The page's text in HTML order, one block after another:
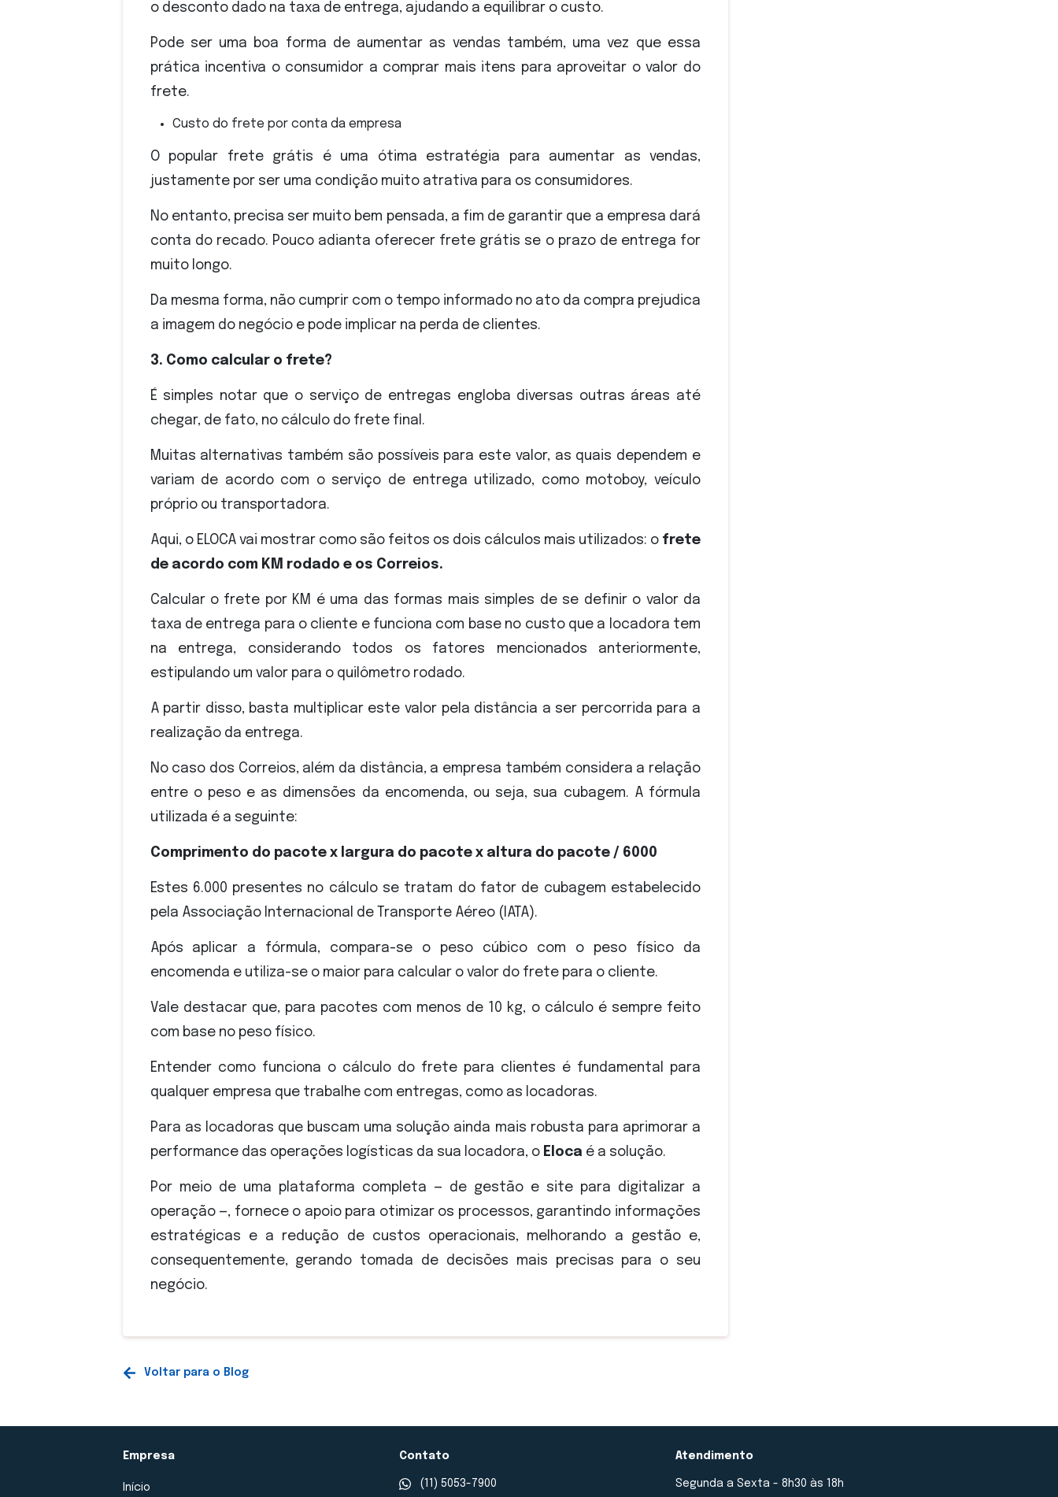
o desconto dado na taxa de entrega, ajudando a equilibrar o custo.
Pode ser uma boa forma de aumentar as vendas também, uma vez que essa
prática incentiva o consumidor a comprar mais itens para aproveitar o valor do
frete.
Custo do frete por conta da empresa
O popular frete grátis é uma ótima estratégia para aumentar as vendas,
justamente por ser uma condição muito atrativa para os consumidores.
No entanto, precisa ser muito bem pensada, a fim de garantir que a empresa dará
conta do recado. Pouco adianta oferecer frete grátis se o prazo de entrega for
muito longo.
Da mesma forma, não cumprir com o tempo informado no ato da compra prejudica
a imagem do negócio e pode implicar na perda de clientes.
3. Como calcular o frete?
É simples notar que o serviço de entregas engloba diversas outras áreas até
chegar, de fato, no cálculo do frete final.
Muitas alternativas também são possíveis para este valor, as quais dependem e
variam de acordo com o serviço de entrega utilizado, como motoboy, veículo
próprio ou transportadora.
Aqui, o ELOCA vai mostrar como são feitos os dois cálculos mais utilizados: o frete
de acordo com KM rodado e os Correios.
Calcular o frete por KM é uma das formas mais simples de se definir o valor da
taxa de entrega para o cliente e funciona com base no custo que a locadora tem
na entrega, considerando todos os fatores mencionados anteriormente,
estipulando um valor para o quilômetro rodado.
A partir disso, basta multiplicar este valor pela distância a ser percorrida para a
realização da entrega.
No caso dos Correios, além da distância, a empresa também considera a relação
entre o peso e as dimensões da encomenda, ou seja, sua cubagem. A fórmula
utilizada é a seguinte:
Comprimento do pacote x largura do pacote x altura do pacote / 6000
Estes 6.000 presentes no cálculo se tratam do fator de cubagem estabelecido
pela Associação Internacional de Transporte Aéreo (IATA).
Após aplicar a fórmula, compara-se o peso cúbico com o peso físico da
encomenda e utiliza-se o maior para calcular o valor do frete para o cliente.
Vale destacar que, para pacotes com menos de 10 kg, o cálculo é sempre feito
com base no peso físico.
Entender como funciona o cálculo do frete para clientes é fundamental para
qualquer empresa que trabalhe com entregas, como as locadoras.
Para as locadoras que buscam uma solução ainda mais robusta para aprimorar a
performance das operações logísticas da sua locadora, o Eloca é a solução.
Por meio de uma plataforma completa — de gestão e site para digitalizar a
operação —, fornece o apoio para otimizar os processos, garantindo informações
estratégicas e a redução de custos operacionais, melhorando a gestão e,
consequentemente, gerando tomada de decisões mais precisas para o seu
negócio.
Voltar para o Blog
Empresa
Início
Contato
(11) 5053-7900
Atendimento
Segunda a Sexta - 8h30 às 18h